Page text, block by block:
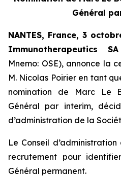
Général
NANTES, France, 3
Immunotherapeutics
Mnemo: OSE), annonce la
M. Nicolas Poirier en tant
nomination de Marc Le
Général par interim,
d’administration de la
Le Conseil
recrutement pour
Général permanent.